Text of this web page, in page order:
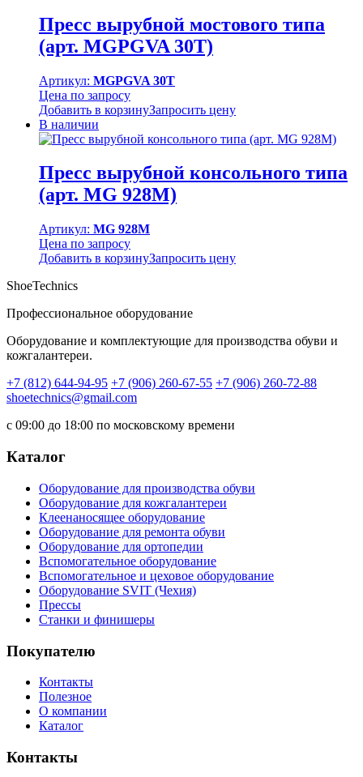
Пресс вырубной мостового типа
(арт. MGPGVA 30T)
Артикул: MGPGVA 30T
Цена по запросу
Добавить в корзинуЗапросить цену
В наличии
Пресс вырубной консольного типа
(арт. MG 928M)
Артикул: MG 928M
Цена по запросу
Добавить в корзинуЗапросить цену
ShoeTechnics
Профессиональное оборудование
Оборудование и комплектующие для производства обуви и
кожгалантереи.
+7 (812) 644-94-95 +7 (906) 260-67-55 +7 (906) 260-72-88
shoetechnics@gmail.com
с 09:00 до 18:00 по московскому времени
Каталог
Оборудование для производства обуви
Оборудование для кожгалантереи
Клеенаносящее оборудование
Оборудование для ремонта обуви
Оборудование для ортопедии
Вспомогательное оборудование
Вспомогательное и цеховое оборудование
Оборудование SVIT (Чехия)
Прессы
Станки и финишеры
Покупателю
Контакты
Полезное
О компании
Каталог
Контакты